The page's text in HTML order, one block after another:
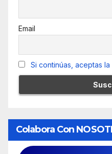
Email
Si continúas, aceptas
Colabora Con